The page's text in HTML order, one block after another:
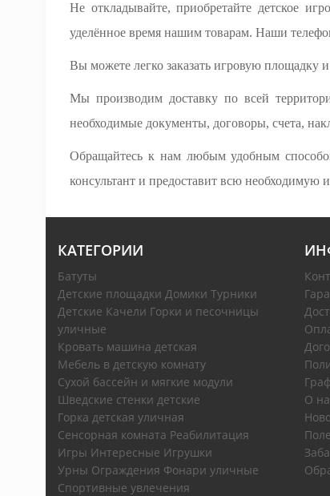
Не откладывайте, приобретайте детское
уделённое время нашим товарам. Наши
Вы можете легко заказать игровую площадку
Мы производим доставку по всей
необходимые документы, договоры, счета,
Обращайтесь к нам любым удобным
консультант и предоставит всю
КАТЕГОРИИ
Батуты
Детские площадки Домики Турники
Детские Качели Горки и песочницы
уличные
Кровать машина детская
Мебель в детскую комнату
Сухой бассейн и мягкие модули
Шведские стенки детские
Горка детская уличная
Сенсорная комната Реабилитация
Игры Интересные Игрушки
Урны Ограждения Фонари уличные
Спортивные увлечения
О